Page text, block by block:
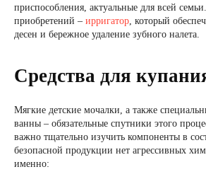
приспособления, актуальные для всей
приобретений – ирригатор, который
десен и бережное удаление зубного налета.
Средства для
Мягкие детские мочалки, а также
ванны – обязательные спутники этого
важно тщательно изучить компоненты в
безопасной продукции нет агрессивных
именно: